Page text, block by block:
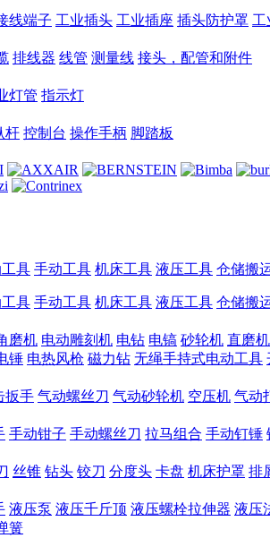
线端子 工业插头 工业插座 插头防护罩 工
排线器 线管 测量线 接头，配管和附件
灯管 指示灯
杆 控制台 操作手柄 脚踏板
具 手动工具 机床工具 液压工具 仓储搬
具 手动工具 机床工具 液压工具 仓储搬
磨机 电动雕刻机 电钻 电镐 砂轮机 直磨机
锤 电热风枪 磁力钻 无绳手持式电动工具
扳手 气动螺丝刀 气动砂轮机 空压机 气动
手动钳子 手动螺丝刀 拉马组合 手动钉锤
丝锥 钻头 铰刀 分度头 卡盘 机床护罩 排
液压泵 液压千斤顶 液压螺栓拉伸器 液压
簧